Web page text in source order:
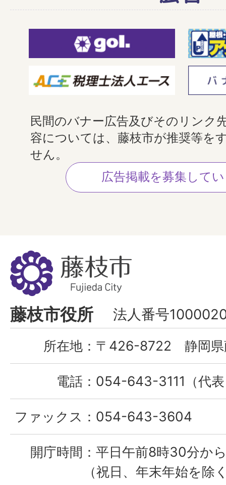
民間のバナー広告及びそのリンク
容については、藤枝市が推奨等を
せん。
広告掲載を募集して
藤
枝
市
Fujieda
City
藤枝市役所 法人番号
所在地： 〒426-8722 静岡県
電話： 054-643-3111（代
ファックス： 054-643-3604
開庁時間： 平日午前8時30分か
（祝日、年末年始を除